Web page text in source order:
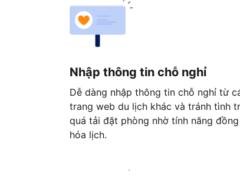
Nhập thông tin chỗ nghỉ
Dễ dàng nhập thông tin chỗ nghỉ từ
trang web du lịch khác và tránh tình
quá tải đặt phòng nhờ tính năng
hóa lịch.
Bắt đầu ngay hôm nay